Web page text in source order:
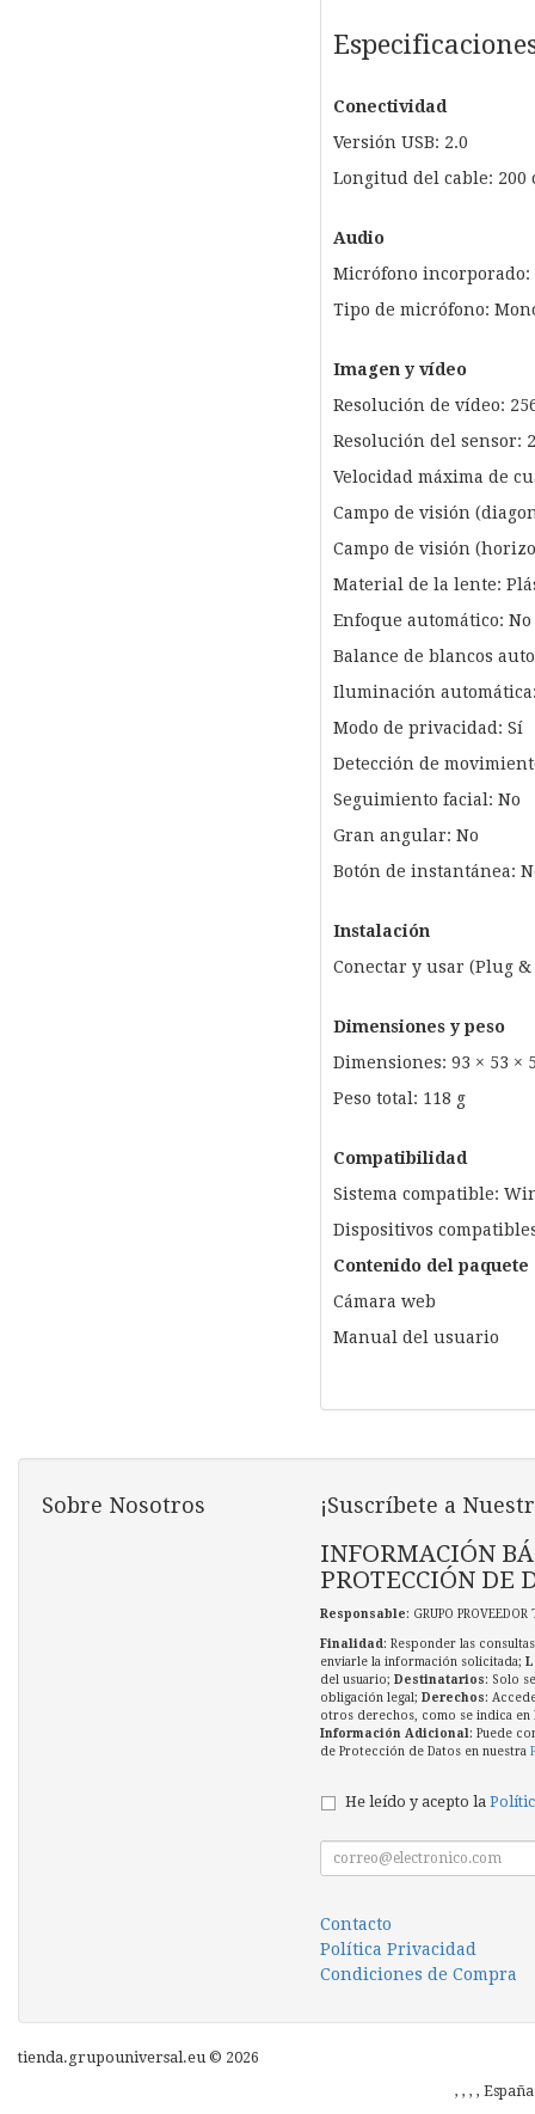
Conectividad
Versión USB: 2.0
Longitud del cable: 200
Audio
Micrófono incorporado:
Tipo de micrófono:
Imagen y vídeo
Resolución de vídeo:
Resolución del sensor:
Velocidad máxima de
Campo de visión
Campo de visión
Material de la lente:
Enfoque automático: No
Balance de blancos
Iluminación
Modo de privacidad: Sí
Detección de
Seguimiento facial: No
Gran angular: No
Botón de instantánea:
Instalación
Conectar y usar (Plug &
Dimensiones y peso
Dimensiones: 93 × 53 ×
Peso total: 118 g
Compatibilidad
Sistema compatible:
Dispositivos
Contenido del paquete
Cámara web
Manual del usuario
Sobre Nosotros ¡Suscríbete a
INFORMACIÓN
PROTECCIÓN DE
Responsable: GRUPO
Finalidad : Responder las
enviarle la información solicitada;
del usuario; Destinatarios: Solo
obligación legal; Derechos:
otros derechos, como se indica en
Información Adicional : Puede
de Protección de Datos en nuestra
He leído y acepto la
Contacto
Política Privacidad
Condiciones de Compra
tienda.grupouniversal.eu © 2026
, , , ,